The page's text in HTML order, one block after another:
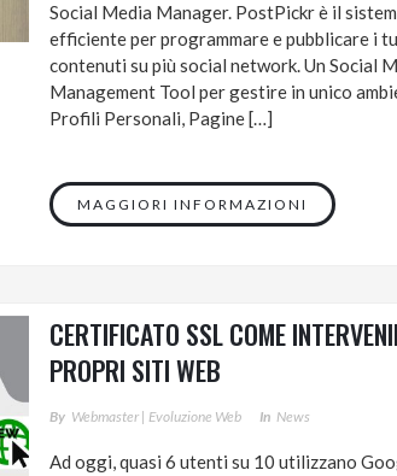
Social Media Manager. PostPickr è il
efficiente per programmare e pubblicare i
contenuti su più social network. Un Social
Management Tool per gestire in unico
Profili Personali, Pagine […]
MAGGIORI INFORMAZIONI
CERTIFICATO SSL COME
PROPRI SITI WEB
By Webmaster | Evoluzione Web In News
Ad oggi, quasi 6 utenti su 10 utilizzano